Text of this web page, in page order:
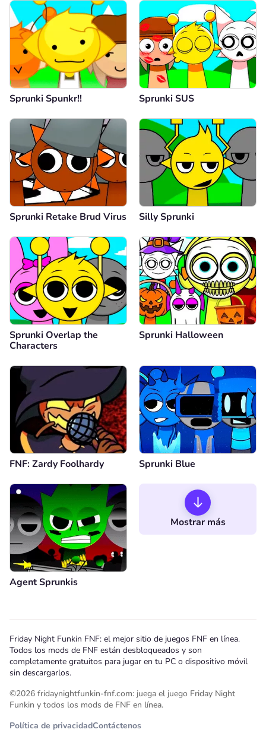
Sprunki Spunkr!! Sprunki SUS
Sprunki Retake Brud Virus Silly Sprunki
Sprunki Overlap the
Characters
Sprunki Halloween
FNF: Zardy Foolhardy Sprunki Blue
Agent Sprunkis
Mostrar más
Friday Night Funkin FNF: el mejor sitio de juegos FNF en línea.
Todos los mods de FNF están desbloqueados y son
completamente gratuitos para jugar en tu PC o dispositivo móvil
sin descargarlos.
©2026 fridaynightfunkin-fnf.com: juega el juego Friday Night
Funkin y todos los mods de FNF en línea.
Política de privacidadContáctenos